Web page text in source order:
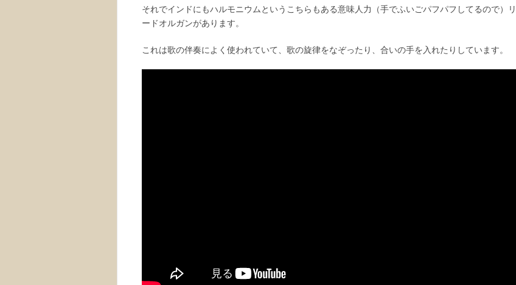
それでインドにもハルモニウムというこちらもある意味人力（手でふいごパフパフしてるので）リ
ードオルガンがあります。
これは歌の伴奏によく使われていて、歌の旋律をなぞったり、合いの手を入れたりしています。